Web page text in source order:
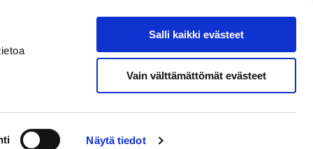
Näytä tiedot
Salli kaikki evästeet
Vain välttämättömät evästeet
Hae sivustolta